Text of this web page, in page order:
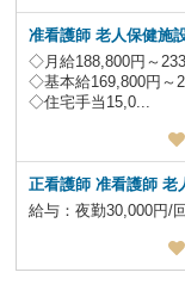
准看護師 老人保健施
◇月給188,800円～
◇基本給169,800円～
◇住宅手当15,0...
正看護師 准看護師
給与：夜勤30,000円/回